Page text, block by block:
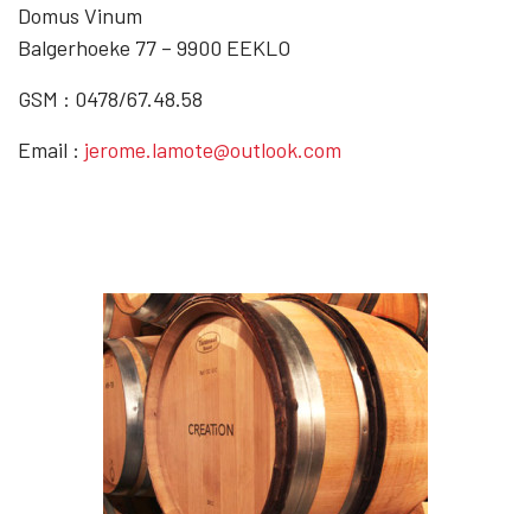
Domus Vinum
Balgerhoeke 77 – 9900 EEKLO
GSM : 0478/67.48.58
Email : jerome.lamote@outlook.com